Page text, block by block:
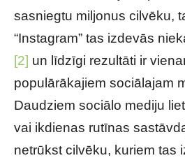
sasniegtu miljonus cilvēku,
“Instagram” tas izdevās
[2] un līdzīgi rezultāti ir
populārākajiem sociālajam
Daudziem sociālo mediju
vai ikdienas rutīnas
netrūkst cilvēku, kuriem tas